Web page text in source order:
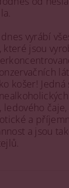
vyrábí
jsou
košer!
ledového
a
a jsou